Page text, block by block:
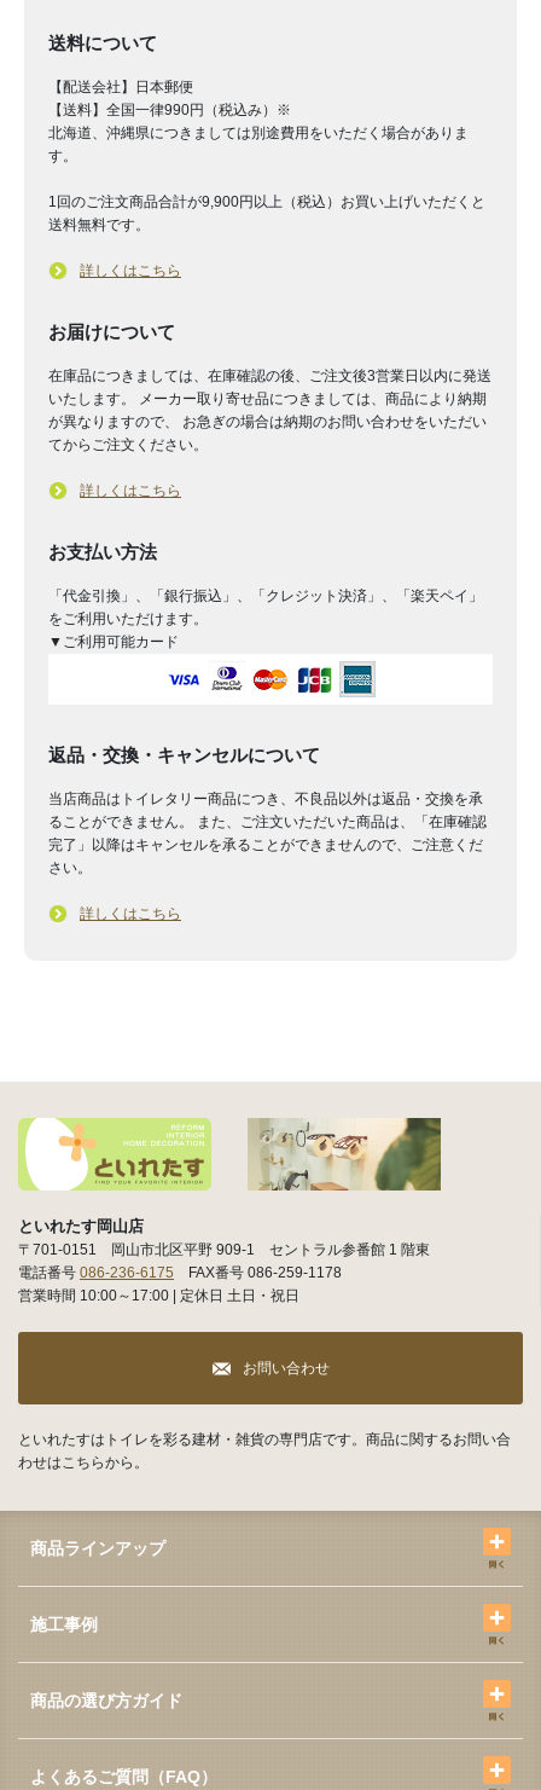
送料について
【配送会社】日本郵便
【送料】全国一律990円（税込み）※
北海道、沖縄県につきましては別途費用をいただく場合がありま
す。
1回のご注文商品合計が9,900円以上（税込）お買い上げいただくと
送料無料です。
詳しくはこちら
お届けについて
在庫品につきましては、在庫確認の後、ご注文後3営業日以内に発送
いたします。 メーカー取り寄せ品につきましては、商品により納期
が異なりますので、 お急ぎの場合は納期のお問い合わせをいただい
てからご注文ください。
詳しくはこちら
お支払い方法
「代金引換」、「銀行振込」、「クレジット決済」、「楽天ペイ」
をご利用いただけます。
▼ご利用可能カード
返品・交換・キャンセルについて
当店商品はトイレタリー商品につき、不良品以外は返品・交換を承
ることができません。 また、ご注文いただいた商品は、「在庫確認
完了」以降はキャンセルを承ることができませんので、ご注意くだ
さい。
詳しくはこちら
といれたす岡山店
〒701-0151 岡山市北区平野 909-1 セントラル参番館 1 階東
電話番号 086-236-6175 FAX番号 086-259-1178
営業時間 10:00～17:00 | 定休日 土日・祝日
お問い合わせ
といれたすはトイレを彩る建材・雑貨の専門店です。商品に関するお問い合
わせはこちらから。
商品ラインアップ
施工事例
商品の選び方ガイド
よくあるご質問（FAQ）